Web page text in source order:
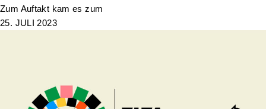
Zum Auftakt kam es zum
25. JULI 2023